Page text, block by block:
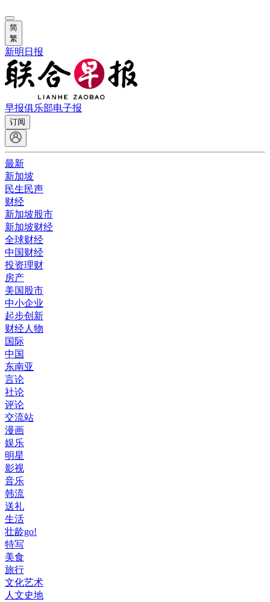
简
繁
新明日报
早报俱乐部电子报
订阅
最新
新加坡
民生民声
财经
新加坡股市
新加坡财经
全球财经
中国财经
投资理财
房产
美国股市
中小企业
起步创新
财经人物
国际
中国
东南亚
言论
社论
评论
交流站
漫画
娱乐
明星
影视
音乐
韩流
送礼
生活
壮龄go!
特写
美食
旅行
文化艺术
人文史地